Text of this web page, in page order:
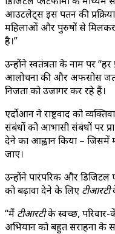
आउटलेट्स इस पतन की
महिलाओं और पुरुषों से मिलकर
है।”
उन्होंने स्वतंत्रता के नाम पर
आलोचना की और अफसोस
निजता को उजागर कर रहे हैं।
एर्दोआन ने राष्ट्रवाद को
संबंधों को आभासी संबंधों पर
देने का आह्वान किया – जिसमें
जाए।
उन्होंने पारंपरिक और डिजिटल
को बढ़ावा देने के लिए टीआरटी
“मैं टीआरटीके स्वच्छ, परिवार-
अभियान को बहुत सराहना के